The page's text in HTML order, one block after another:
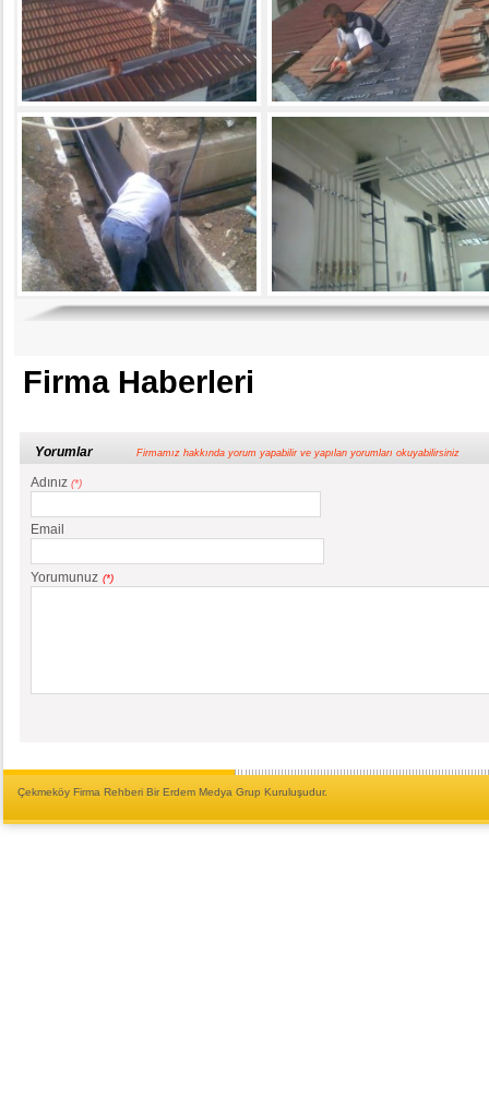
Firma Haberleri
Yorumlar Firmamız hakkında yorum yapabilir ve yapılan yorumları okuyabilirsiniz
Adınız (*)
Email
Yorumunuz (*)
Çekmeköy Firma Rehberi Bir Erdem Medya Grup Kuruluşudur.